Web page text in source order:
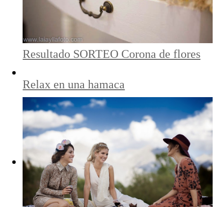
Resultado SORTEO Corona de flores
Relax en una hamaca